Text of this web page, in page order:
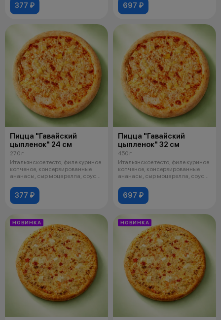
377 ₽ 697 ₽
Пицца "Гавайский
цыпленок" 24 см
270 г
Итальянское тесто, филе куриное
копченое, консервированные
ананасы, сыр моцарелла, соус
377 ₽
Пицца "Гавайский
цыпленок" 32 см
450 г
Итальянское тесто, филе куриное
копченое, консервированные
ананасы, сыр моцарелла, соус
697 ₽
НОВИНКА НОВИНКА